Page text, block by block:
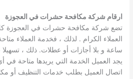
ارقام شركة مكافحة حشرات في العجوزة
تضع شركة مكافحة حشرات في العجوزة
ساعة و بلا أجازات أو عطلات. ذلك ، تسهيلا
يجد العميل الخدمة التي يريدها متاحة في
اتصال العميل بطلب خدمات التنظيف أو